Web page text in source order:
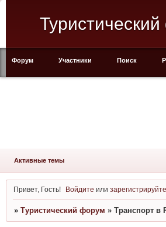
Форум Участники Поиск
Активные темы
Привет, Гость! Войдите или
» Туристический форум » Транспорт в